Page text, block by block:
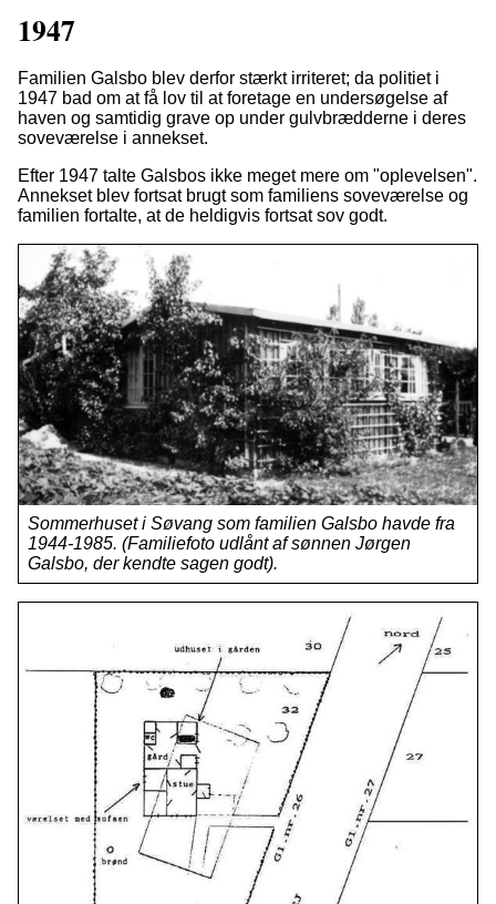
1947
Familien Galsbo blev derfor stærkt irriteret; da politiet i
1947 bad om at få lov til at foretage en undersøgelse af
haven og samtidig grave op under gulvbrædderne i deres
soveværelse i annekset.
Efter 1947 talte Galsbos ikke meget mere om "oplevelsen".
Annekset blev fortsat brugt som familiens soveværelse og
familien fortalte, at de heldigvis fortsat sov godt.
Sommerhuset i Søvang som familien Galsbo havde fra
1944-1985. (Familiefoto udlånt af sønnen Jørgen
Galsbo, der kendte sagen godt).